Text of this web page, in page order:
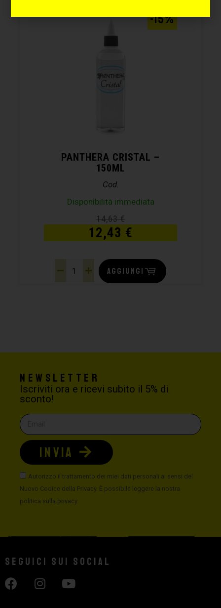
PANTHERA CRISTAL –
150ML
Cod.
Disponibilità immediata
14,63€
12,43 €
-15%
AGGIUNGI
Newsletter
Iscriviti ora e ricevi subito il 5% di
sconto!
Autorizzo il trattamento dei miei dati personali ai sensi del
Nuovo Codice della Privacy. È possibile leggere la nostra
politica sulla privacy
INVIA
Seguici sui social